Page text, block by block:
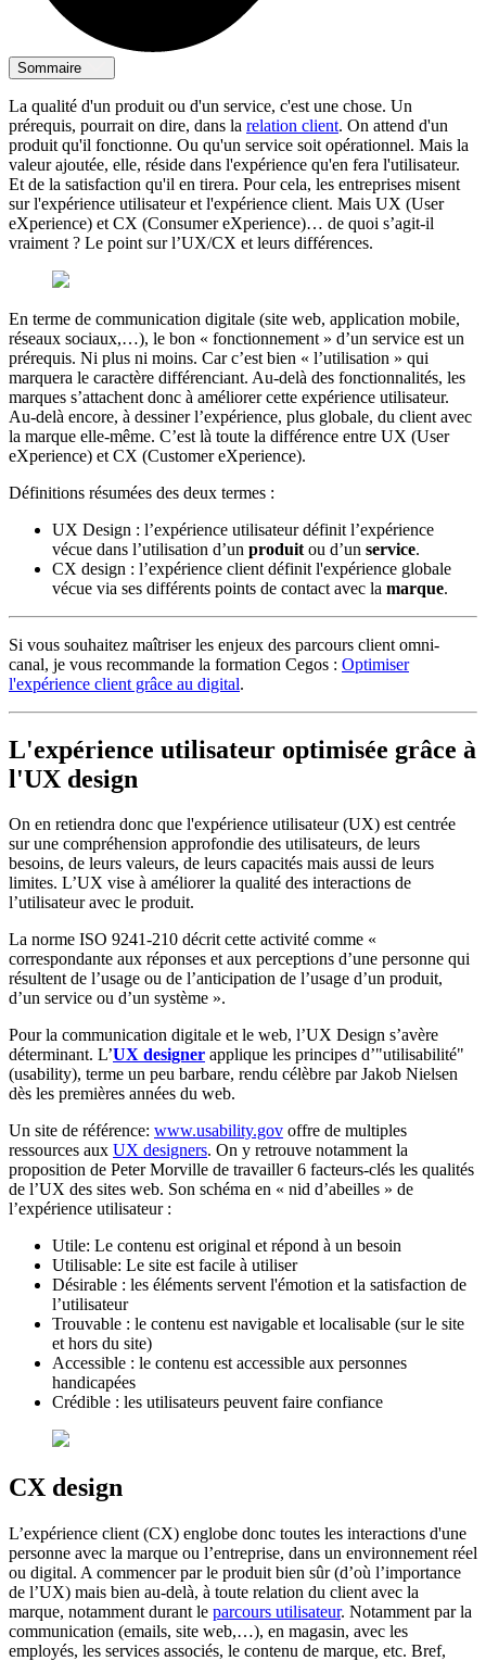
Sommaire
La qualité d'un produit ou d'un service, c'est une chose. Un
prérequis, pourrait on dire, dans la relation client. On attend d'un
produit qu'il fonctionne. Ou qu'un service soit opérationnel. Mais la
valeur ajoutée, elle, réside dans l'expérience qu'en fera l'utilisateur.
Et de la satisfaction qu'il en tirera. Pour cela, les entreprises misent
sur l'expérience utilisateur et l'expérience client. Mais UX (User
eXperience) et CX (Consumer eXperience)… de quoi s’agit-il
vraiment ? Le point sur l’UX/CX et leurs différences.
En terme de communication digitale (site web, application mobile,
réseaux sociaux,…), le bon « fonctionnement » d’un service est un
prérequis. Ni plus ni moins. Car c’est bien « l’utilisation » qui
marquera le caractère différenciant. Au-delà des fonctionnalités, les
marques s’attachent donc à améliorer cette expérience utilisateur.
Au-delà encore, à dessiner l’expérience, plus globale, du client avec
la marque elle-même. C’est là toute la différence entre UX (User
eXperience) et CX (Customer eXperience).
Définitions résumées des deux termes :
UX Design : l’expérience utilisateur définit l’expérience
vécue dans l’utilisation d’un produit ou d’un service.
CX design : l’expérience client définit l'expérience globale
vécue via ses différents points de contact avec la marque.
Si vous souhaitez maîtriser les enjeux des parcours client omni-
canal, je vous recommande la formation Cegos : Optimiser
l'expérience client grâce au digital.
L'expérience utilisateur optimisée grâce à
l'UX design
On en retiendra donc que l'expérience utilisateur (UX) est centrée
sur une compréhension approfondie des utilisateurs, de leurs
besoins, de leurs valeurs, de leurs capacités mais aussi de leurs
limites. L’UX vise à améliorer la qualité des interactions de
l’utilisateur avec le produit.
La norme ISO 9241-210 décrit cette activité comme «
correspondante aux réponses et aux perceptions d’une personne qui
résultent de l’usage ou de l’anticipation de l’usage d’un produit,
d’un service ou d’un système ».
Pour la communication digitale et le web, l’UX Design s’avère
déterminant. L’UX designer applique les principes d’"utilisabilité"
(usability), terme un peu barbare, rendu célèbre par Jakob Nielsen
dès les premières années du web.
Un site de référence: www.usability.gov offre de multiples
ressources aux UX designers. On y retrouve notamment la
proposition de Peter Morville de travailler 6 facteurs-clés les qualités
de l’UX des sites web. Son schéma en « nid d’abeilles » de
l’expérience utilisateur :
Utile: Le contenu est original et répond à un besoin
Utilisable: Le site est facile à utiliser
Désirable : les éléments servent l'émotion et la satisfaction de
l’utilisateur
Trouvable : le contenu est navigable et localisable (sur le site
et hors du site)
Accessible : le contenu est accessible aux personnes
handicapées
Crédible : les utilisateurs peuvent faire confiance
CX design
L’expérience client (CX) englobe donc toutes les interactions d'une
personne avec la marque ou l’entreprise, dans un environnement réel
ou digital. A commencer par le produit bien sûr (d’où l’importance
de l’UX) mais bien au-delà, à toute relation du client avec la
marque, notamment durant le parcours utilisateur. Notamment par la
communication (emails, site web,…), en magasin, avec les
employés, les services associés, le contenu de marque, etc. Bref,